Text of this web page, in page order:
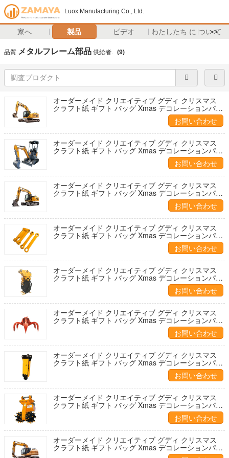
Luox Manufacturing Co., Ltd.
家へ 製品 ビデオ わたしたち に つい て
>>
品質 メタルフレーム部品 供給者. (9)
オーダーメイド クリエイティブ グディ クリスマス
クラフト紙 ギフト バッグ Xmas デコレーションパー
お問い合わせ
オーダーメイド クリエイティブ グディ クリスマス
クラフト紙 ギフト バッグ Xmas デコレーションパー
お問い合わせ
オーダーメイド クリエイティブ グディ クリスマス
クラフト紙 ギフト バッグ Xmas デコレーションパー
お問い合わせ
オーダーメイド クリエイティブ グディ クリスマス
クラフト紙 ギフト バッグ Xmas デコレーションパー
お問い合わせ
オーダーメイド クリエイティブ グディ クリスマス
クラフト紙 ギフト バッグ Xmas デコレーションパー
お問い合わせ
オーダーメイド クリエイティブ グディ クリスマス
クラフト紙 ギフト バッグ Xmas デコレーションパー
お問い合わせ
オーダーメイド クリエイティブ グディ クリスマス
クラフト紙 ギフト バッグ Xmas デコレーションパー
お問い合わせ
オーダーメイド クリエイティブ グディ クリスマス
クラフト紙 ギフト バッグ Xmas デコレーションパー
お問い合わせ
オーダーメイド クリエイティブ グディ クリスマス
クラフト紙 ギフト バッグ Xmas デコレーションパー